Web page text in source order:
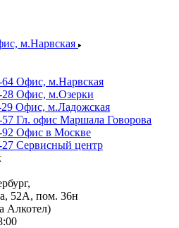
м.Нарвская
64 Офис, м.Нарвская
28 Офис, м.Озерки
Офис, м.Ладожская
57 Гл. офис Маршала Говорова
Офис в Москве
27 Сервисный центр
52А, пом. 36н
Алкотел)